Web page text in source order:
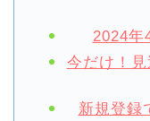
2024年
今だけ！
新規登録